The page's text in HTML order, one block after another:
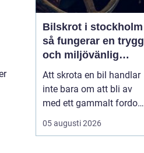
Bilskrot i stockholm
så fungerar en trygg
och miljövänlig
skrotning
Att skrota en bil handlar
inte bara om att bli av
med ett gammalt fordon.
För många bilägare i
Stockholm väcker
05 augusti 2026